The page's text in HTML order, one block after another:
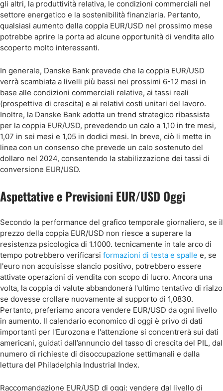
gli altri, la produttività relativa, le condizioni commerciali nel
settore energetico e la sostenibilità finanziaria. Pertanto,
qualsiasi aumento della coppia EUR/USD nel prossimo mese
potrebbe aprire la porta ad alcune opportunità di vendita allo
scoperto molto interessanti.
In generale, Danske Bank prevede che la coppia EUR/USD
verrà scambiata a livelli più bassi nei prossimi 6-12 mesi in
base alle condizioni commerciali relative, ai tassi reali
(prospettive di crescita) e ai relativi costi unitari del lavoro.
Inoltre, la Danske Bank adotta un trend strategico ribassista
per la coppia EUR/USD, prevedendo un calo a 1,10 in tre mesi,
1,07 in sei mesi e 1,05 in dodici mesi. In breve, ciò li mette in
linea con un consenso che prevede un calo sostenuto del
dollaro nel 2024, consentendo la stabilizzazione dei tassi di
conversione EUR/USD.
Aspettative e Previsioni EUR/USD Oggi
Secondo la performance del grafico temporale giornaliero, se il
prezzo della coppia EUR/USD non riesce a superare la
resistenza psicologica di 1.1000. tecnicamente in tale arco di
tempo potrebbero verificarsi formazioni di testa e spalle e, se
l'euro non acquisisse slancio positivo, potrebbero essere
attivate operazioni di vendita con scopo di lucro. Ancora una
volta, la coppia di valute abbandonerà l'ultimo tentativo di rialzo
se dovesse crollare nuovamente al supporto di 1,0830.
Pertanto, preferiamo ancora vendere EUR/USD da ogni livello
in aumento. Il calendario economico di oggi è privo di dati
importanti per l'Eurozona e l'attenzione si concentrerà sui dati
americani, guidati dall’annuncio del tasso di crescita del PIL, dal
numero di richieste di disoccupazione settimanali e dalla
lettura del Philadelphia Industrial Index.
Raccomandazione EUR/USD di oggi: vendere dal livello di